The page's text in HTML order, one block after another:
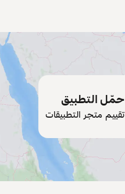
حمّل التطبيق
تقييم متجر التطبيقات